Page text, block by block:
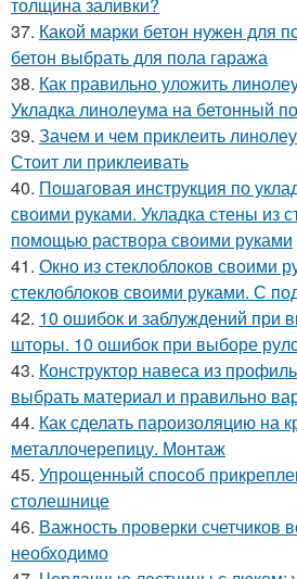
37. Какой марки бетон нужен для
бетон выбрать для пола гаража
38. Как правильно уложить
Укладка линолеума на бетонный
39. Зачем и чем приклеить
Стоит ли приклеивать
40. Пошаговая инструкция по
своими руками. Укладка стены из
помощью раствора своими руками
41. Окно из стеклоблоков своими
стеклоблоков своими руками. С
42. 10 ошибок и заблуждений при
шторы. 10 ошибок при выборе
43. Конструктор навеса из
выбрать материал и правильно
44. Как сделать пароизоляцию на
металлочерепицу. Монтаж
45. Упрощенный способ
столешнице
46. Важность проверки счетчиков
необходимо